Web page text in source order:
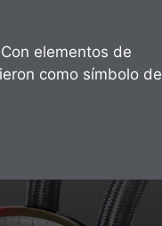
elementos de
como símbolo de